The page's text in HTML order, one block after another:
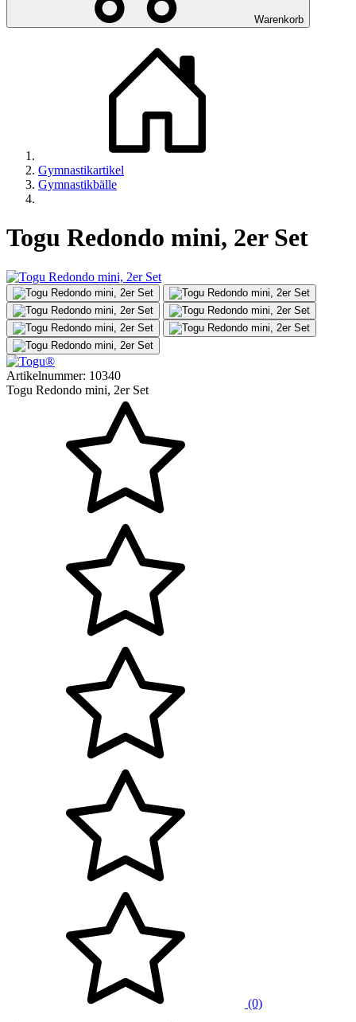
Warenkorb
Gymnastikartikel
Gymnastikbälle
Togu Redondo mini, 2er Set
Artikelnummer: 10340
Togu Redondo mini, 2er Set
(0)